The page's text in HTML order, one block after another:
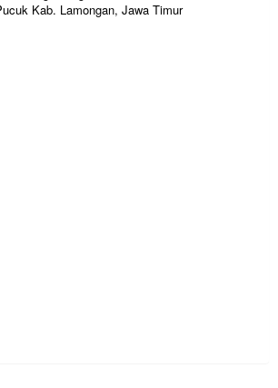
Kab. Lamongan, Jawa Timur